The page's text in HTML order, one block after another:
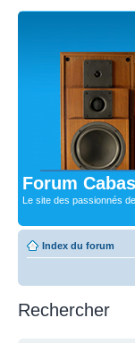
Forum
Le site des passionnés
Index du forum
Rechercher